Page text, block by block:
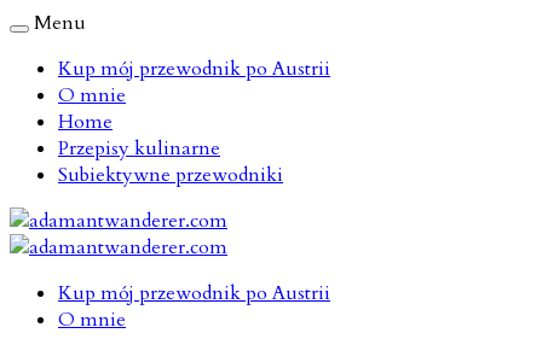
Menu
Kup mój przewodnik po Austrii
O mnie
Home
Przepisy kulinarne
Subiektywne przewodniki
Kup mój przewodnik po Austrii
O mnie